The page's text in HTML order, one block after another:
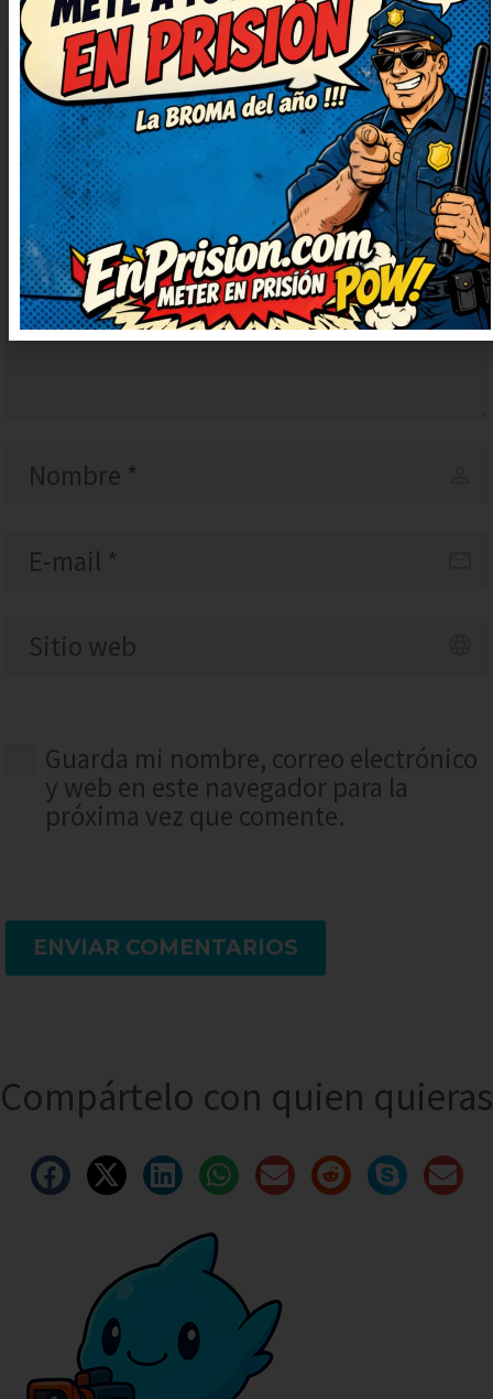
Guarda mi nombre, correo electrónico
y web en este navegador para la
próxima vez que comente.
ENVIAR COMENTARIOS
Compártelo con quien quieras